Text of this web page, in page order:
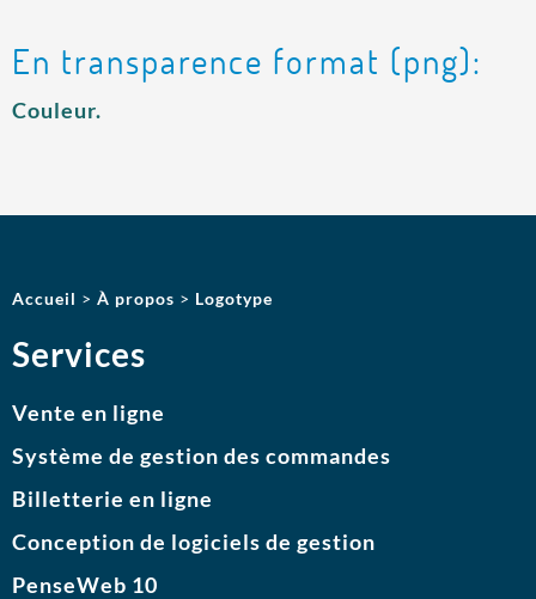
En transparence format (png):
Couleur.
Accueil > À propos > Logotype
Services
Vente en ligne
Système de gestion des commandes
Billetterie en ligne
Conception de logiciels de gestion
PenseWeb 10